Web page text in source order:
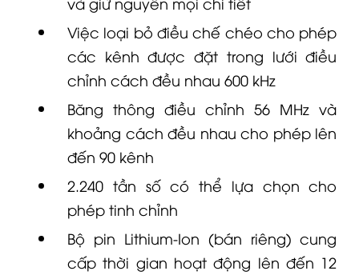
Việc loại bỏ điều chế chéo cho phép
các kênh được đặt trong lưới điều
chỉnh cách đều nhau 600 kHz
Băng thông điều chỉnh 56 MHz và
khoảng cách đều nhau cho phép lên
đến 90 kênh
2.240 tần số có thể lựa chọn cho
phép tinh chỉnh
Bộ pin Lithium-Ion (bán riêng) cung
cấp thời gian hoạt động lên đến 12